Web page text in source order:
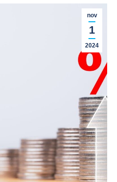
nov
1
2024